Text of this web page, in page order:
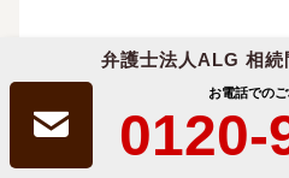
弁護士法人ALG 相続
お電話での
0120-
③債権者に減額交渉